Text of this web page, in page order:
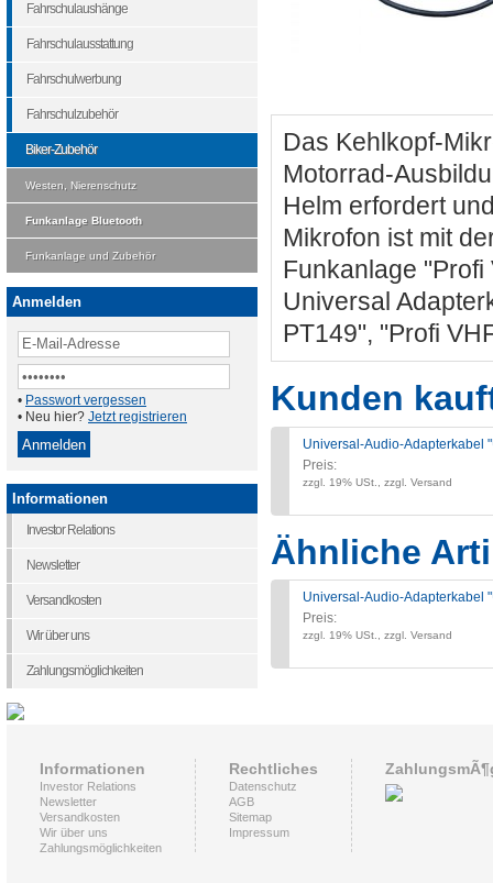
Das Kehlkopf-
Motorrad-
Helm erfordert
Mikrofon ist mit
Funkanlage
Universal
PT149", "Profi
Kunden
Universal-Audio-Adapterkabel
Preis:
zzgl. 19% USt., zzgl. Versand
Ähnliche
Universal-Audio-Adapterkabel
Preis:
zzgl. 19% USt., zzgl. Versand
Fahrschulaushänge
Fahrschulausstattung
Fahrschulwerbung
Fahrschulzubehör
Biker-Zubehör
Westen, Nierenschutz
Funkanlage Bluetooth
Funkanlage und Zubehör
Anmelden
• Passwort vergessen
• Neu hier? Jetzt registrieren
Informationen
Investor Relations
Newsletter
Versandkosten
Wir über uns
Zahlungsmöglichkeiten
Informationen
Investor Relations
Newsletter
Versandkosten
Wir über uns
Zahlungsmöglichkeiten
Rechtliches
Datenschutz
AGB
Sitemap
Impressum